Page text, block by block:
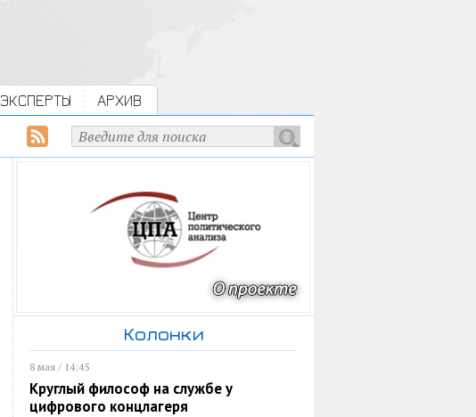
ЭКСПЕРТЫ АРХИВ
Колонки
8 мая / 14:45
Круглый философ на службе у
цифрового концлагеря